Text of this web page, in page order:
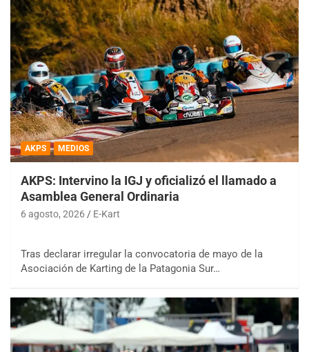
AKPS MEDIOS
AKPS: Intervino la IGJ y oficializó el llamado a
Asamblea General Ordinaria
6 agosto, 2026 E-Kart
Tras declarar irregular la convocatoria de mayo de la
Asociación de Karting de la Patagonia Sur…